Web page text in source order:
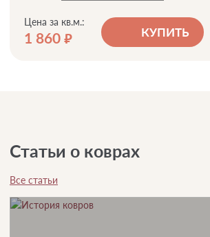
Цена за кв.м.:
1 860 руб. КУПИТЬ
Статьи о коврах
Все статьи